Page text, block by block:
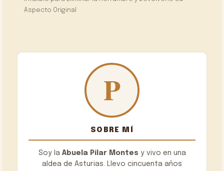
Aspecto Original
SOBRE MÍ
Soy la Abuela Pilar Montes y vivo en una
aldea de Asturias. Llevo cincuenta años